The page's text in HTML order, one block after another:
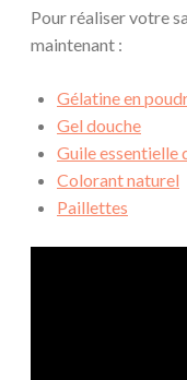
Pour réaliser votre
maintenant :
Gélatine en
Gel douche
Guile essentielle
Colorant naturel
Paillettes